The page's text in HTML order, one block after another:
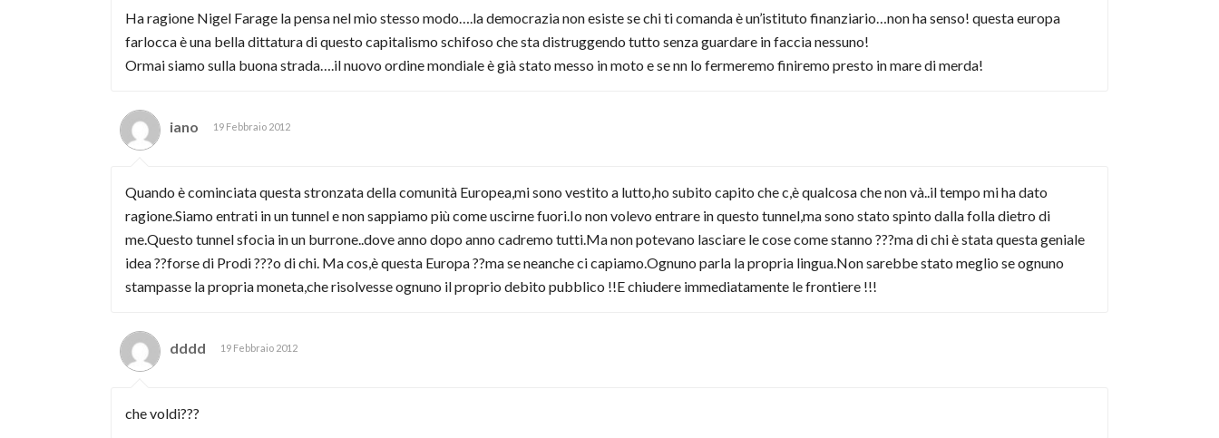
Ha ragione Nigel Farage la pensa nel mio stesso modo….la democrazia non esiste se chi ti comanda è un’istituto finanziario…non ha senso! questa europa
farlocca è una bella dittatura di questo capitalismo schifoso che sta distruggendo tutto senza guardare in faccia nessuno!
Ormai siamo sulla buona strada….il nuovo ordine mondiale è già stato messo in moto e se nn lo fermeremo finiremo presto in mare di merda!
iano 19 Febbraio 2012
Quando è cominciata questa stronzata della comunità Europea,mi sono vestito a lutto,ho subito capito che c,è qualcosa che non và..il tempo mi ha dato
ragione.Siamo entrati in un tunnel e non sappiamo più come uscirne fuori.Io non volevo entrare in questo tunnel,ma sono stato spinto dalla folla dietro di
me.Questo tunnel sfocia in un burrone..dove anno dopo anno cadremo tutti.Ma non potevano lasciare le cose come stanno ???ma di chi è stata questa geniale
idea ??forse di Prodi ???o di chi. Ma cos,è questa Europa ??ma se neanche ci capiamo.Ognuno parla la propria lingua.Non sarebbe stato meglio se ognuno
stampasse la propria moneta,che risolvesse ognuno il proprio debito pubblico !!E chiudere immediatamente le frontiere !!!
dddd 19 Febbraio 2012
che voldi???